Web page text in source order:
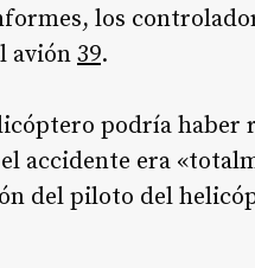
los
avión 39.
podría haber
accidente era
del piloto del